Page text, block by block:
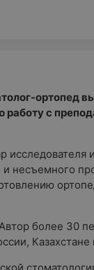
ортопед
с
исследователя
несъемного
более 30